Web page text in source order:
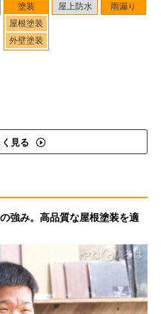
塗装
屋根塗装
外壁塗装
屋上防水 雨漏り
見る
強み。高品質な屋根塗装を適